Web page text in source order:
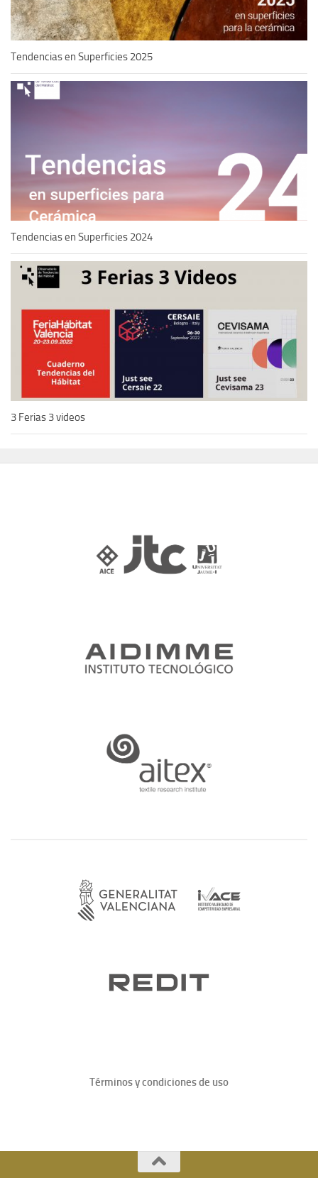
Tendencias en Superficies 2025
Tendencias en Superficies 2024
3 Ferias 3 videos
Términos y condiciones de uso